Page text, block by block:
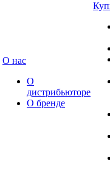
О нас
О
дистрибьюторе
О бренде